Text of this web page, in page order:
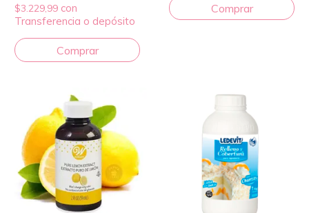
$3.229,99 con
Transferencia o depósito